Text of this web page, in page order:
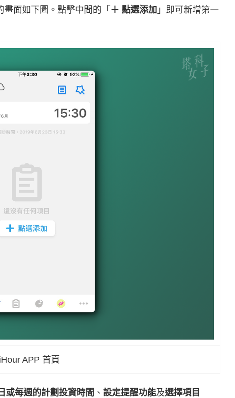
面如下圖。點擊中間的「 ＋ 點選添加 」即可新增第一
iHour APP 首頁
或每週的計劃投資時間 、 設定提醒功能及選擇項目